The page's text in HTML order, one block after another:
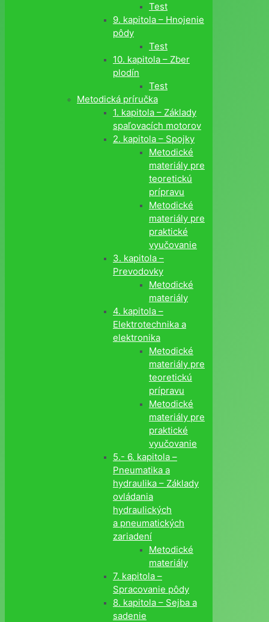
Test
9. kapitola – Hnojenie
pôdy
Test
10. kapitola – Zber
plodín
Test
Metodická príručka
1. kapitola – Základy
spaľovacích motorov
2. kapitola – Spojky
Metodické
materiály pre
teoretickú
prípravu
Metodické
materiály pre
praktické
vyučovanie
3. kapitola –
Prevodovky
Metodické
materiály
4. kapitola –
Elektrotechnika a
elektronika
Metodické
materiály pre
teoretickú
prípravu
Metodické
materiály pre
praktické
vyučovanie
5.- 6. kapitola –
Pneumatika a
hydraulika – Základy
ovládania
hydraulických
a pneumatických
zariadení
Metodické
materiály
7. kapitola –
Spracovanie pôdy
8. kapitola – Sejba a
sadenie